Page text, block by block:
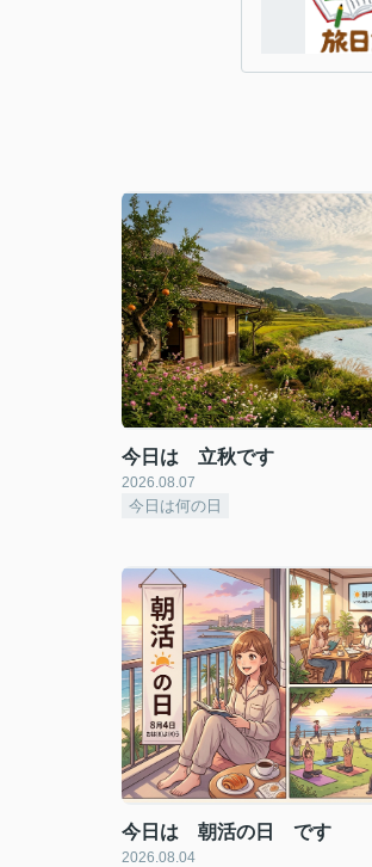
今日は 立秋です
2026.08.07
今日は何の日
今日は 朝活の日 です
2026.08.04